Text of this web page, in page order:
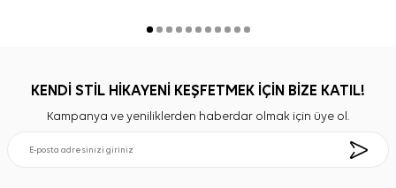
KENDİ STİL HİKAYENİ KEŞFETMEK İÇİN BİZE KATIL!
Kampanya ve yeniliklerden haberdar olmak için üye ol.